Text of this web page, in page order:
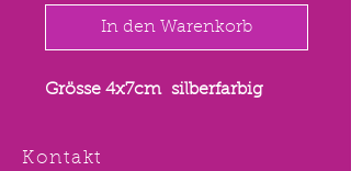
In den Warenkorb
Grösse 4x7cm silberfarbig
Kontakt